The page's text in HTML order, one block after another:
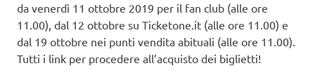
da venerdì 11 ottobre 2019 per il fan club (alle ore
11.00), dal 12 ottobre su Ticketone.it (alle ore 11.00) e
dal 19 ottobre nei punti vendita abituali (alle ore 11.00).
Tutti i link per procedere all’acquisto dei biglietti!